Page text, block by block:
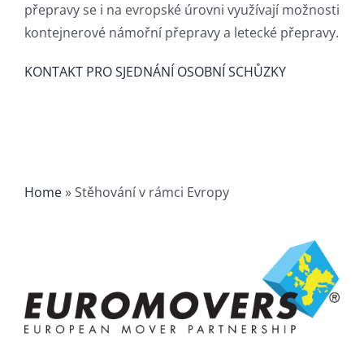
přepravy se i na evropské úrovni využívají možnosti
kontejnerové námořní přepravy a letecké přepravy.
KONTAKT PRO SJEDNÁNÍ OSOBNÍ SCHŮZKY
Home»Stěhování v rámci Evropy